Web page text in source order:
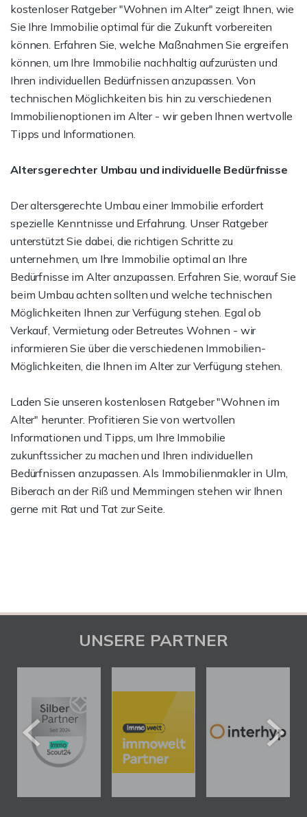
kostenloser Ratgeber "Wohnen im Alter" zeigt Ihnen, wie
Sie Ihre Immobilie optimal für die Zukunft vorbereiten
können. Erfahren Sie, welche Maßnahmen Sie ergreifen
können, um Ihre Immobilie nachhaltig aufzurüsten und
Ihren individuellen Bedürfnissen anzupassen. Von
technischen Möglichkeiten bis hin zu verschiedenen
Immobilienoptionen im Alter - wir geben Ihnen wertvolle
Tipps und Informationen.
Altersgerechter Umbau und individuelle Bedürfnisse
Der altersgerechte Umbau einer Immobilie erfordert
spezielle Kenntnisse und Erfahrung. Unser Ratgeber
unterstützt Sie dabei, die richtigen Schritte zu
unternehmen, um Ihre Immobilie optimal an Ihre
Bedürfnisse im Alter anzupassen. Erfahren Sie, worauf Sie
beim Umbau achten sollten und welche technischen
Möglichkeiten Ihnen zur Verfügung stehen. Egal ob
Verkauf, Vermietung oder Betreutes Wohnen - wir
informieren Sie über die verschiedenen Immobilien-
Möglichkeiten, die Ihnen im Alter zur Verfügung stehen.
Laden Sie unseren kostenlosen Ratgeber "Wohnen im
Alter" herunter. Profitieren Sie von wertvollen
Informationen und Tipps, um Ihre Immobilie
zukunftssicher zu machen und Ihren individuellen
Bedürfnissen anzupassen. Als Immobilienmakler in Ulm,
Biberach an der Riß und Memmingen stehen wir Ihnen
gerne mit Rat und Tat zur Seite.
UNSERE PARTNER